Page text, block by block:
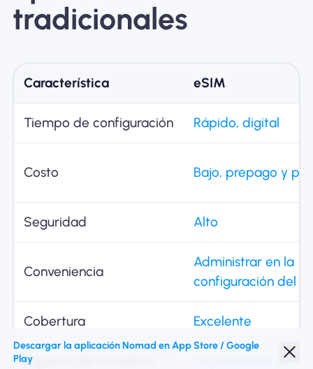
tradicionales
Característica eSIM
Tiempo de configuración Rápido, digital
Costo Bajo, prepago y
Seguridad Alto
Conveniencia
Administrar en la
configuración del
Cobertura Excelente
Impacto de la batería Dependiente del
Descargar la aplicación Nomad en App Store / Google
Play